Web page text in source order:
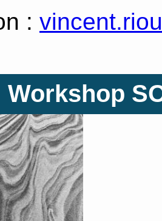
:
Workshop